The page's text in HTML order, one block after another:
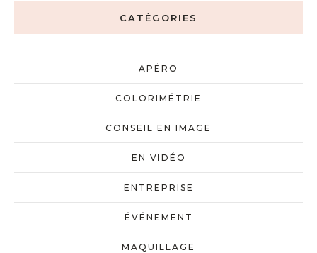
CATÉGORIES
APÉRO
COLORIMÉTRIE
CONSEIL EN IMAGE
EN VIDÉO
ENTREPRISE
ÉVÉNEMENT
MAQUILLAGE